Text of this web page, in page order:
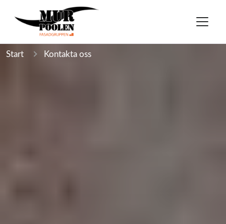
Start Kontakta oss